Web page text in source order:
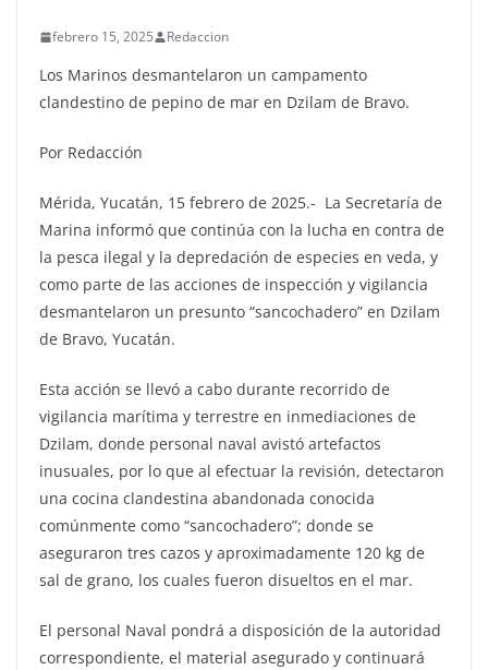
febrero 15, 2025 Redaccion
Los Marinos desmantelaron un campamento
clandestino de pepino de mar en Dzilam de Bravo.
Por Redacción
Mérida, Yucatán, 15 febrero de 2025.- La Secretaría de
Marina informó que continúa con la lucha en contra de
la pesca ilegal y la depredación de especies en veda, y
como parte de las acciones de inspección y vigilancia
desmantelaron un presunto “sancochadero” en Dzilam
de Bravo, Yucatán.
Esta acción se llevó a cabo durante recorrido de
vigilancia marítima y terrestre en inmediaciones de
Dzilam, donde personal naval avistó artefactos
inusuales, por lo que al efectuar la revisión, detectaron
una cocina clandestina abandonada conocida
comúnmente como “sancochadero”; donde se
aseguraron tres cazos y aproximadamente 120 kg de
sal de grano, los cuales fueron disueltos en el mar.
El personal Naval pondrá a disposición de la autoridad
correspondiente, el material asegurado y continuará